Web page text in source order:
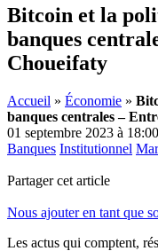
Bitcoin et la
banques
Choueifaty
Accueil » Économie »
banques centrales –
01 septembre 2023 à 18:00
Banques Institutionnel
Partager cet article
Nous ajouter en tant que
Les actus qui comptent,